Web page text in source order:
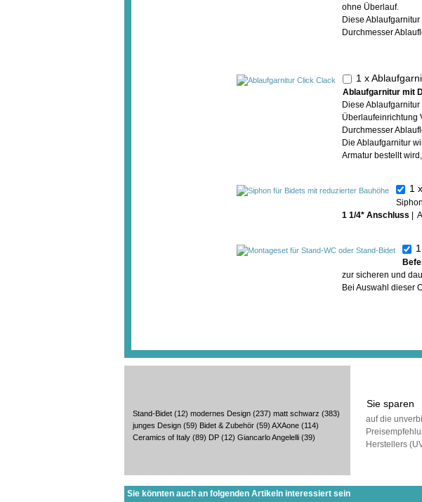
ohne Überlauf.
Diese
Durchmesser
1 x
Ablaufgarnitur mit
Diese
Überlaufeinrichtung
Durchmesser
Die Ablaufgarnitur
Armatur bestellt
1
1 1/4* Anschluss |
zur sicheren und
Bei Auswahl dieser
Sie sparen
auf die
Herstellers
Stand-Bidet (12) modernes Design (237) matt schwarz (383)
junges Design (59) Bidet & Zubehör (59) AXAone (114)
Ceramics of Italy (89) DP (12) Giancarlo Angelelli (39)
Sie könnten auch an folgenden Artikeln interessiert sein